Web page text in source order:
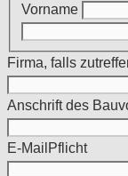
Vorname
Firma, falls
Anschrift des
E-Mail Pflicht